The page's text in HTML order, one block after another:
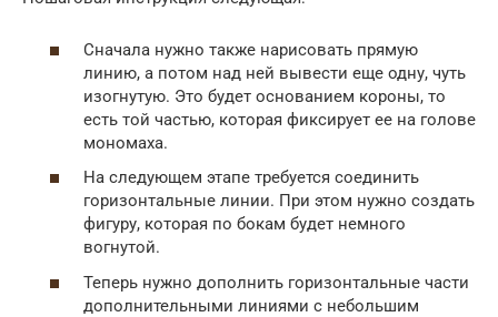
Сначала нужно также нарисовать прямую
линию, а потом над ней вывести еще одну, чуть
изогнутую. Это будет основанием короны, то
есть той частью, которая фиксирует ее на голове
мономаха.
На следующем этапе требуется соединить
горизонтальные линии. При этом нужно создать
фигуру, которая по бокам будет немного
вогнутой.
Теперь нужно дополнить горизонтальные части
дополнительными линиями с небольшим